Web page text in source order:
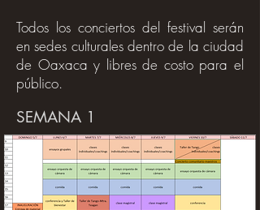
Todos los conciertos del festival serán
en sedes culturales dentro de la ciudad
de Oaxaca y libres de costo para el
público.
SEMANA 1